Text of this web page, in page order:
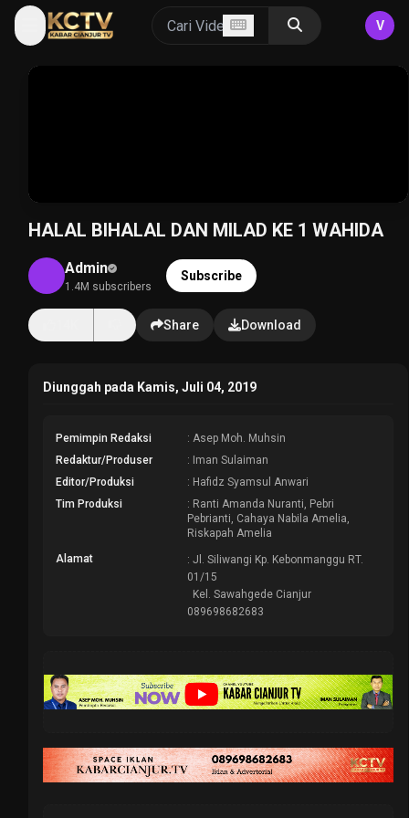
V
HALAL BIHALAL DAN MILAD KE 1 WAHIDA
Admin
1.4M subscribers
Subscribe
Share Download
Diunggah pada Kamis, Juli 04, 2019
Pemimpin Redaksi
: Asep Moh. Muhsin
Redaktur/Produser
: Iman Sulaiman
Editor/Produksi
: Hafidz Syamsul Anwari
Tim Produksi
: Ranti Amanda Nuranti, Pebri
Pebrianti, Cahaya Nabila Amelia,
Riskapah Amelia
Alamat
: Jl. Siliwangi Kp. Kebonmanggu RT.
01/15
Kel. Sawahgede Cianjur
089698682683